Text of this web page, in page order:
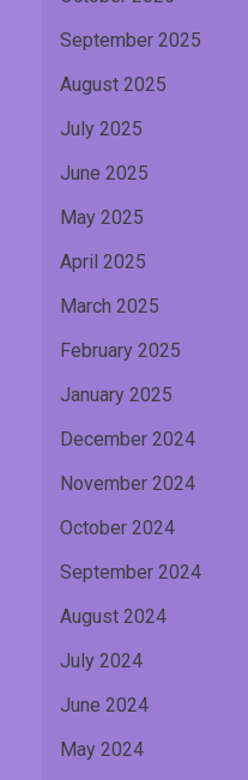
September 2025
August 2025
July 2025
June 2025
May 2025
April 2025
March 2025
February 2025
January 2025
December 2024
November 2024
October 2024
September 2024
August 2024
July 2024
June 2024
May 2024